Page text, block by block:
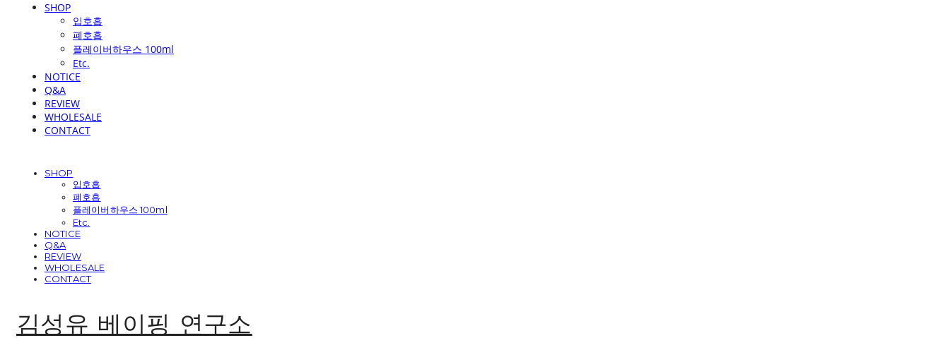
SHOP
입호흡
폐호흡
플레이버하우스 100ml
Etc.
NOTICE
Q&A
REVIEW
WHOLESALE
CONTACT
SHOP
입호흡
폐호흡
플레이버하우스 100ml
Etc.
NOTICE
Q&A
REVIEW
WHOLESALE
CONTACT
김성유 베이핑 연구소